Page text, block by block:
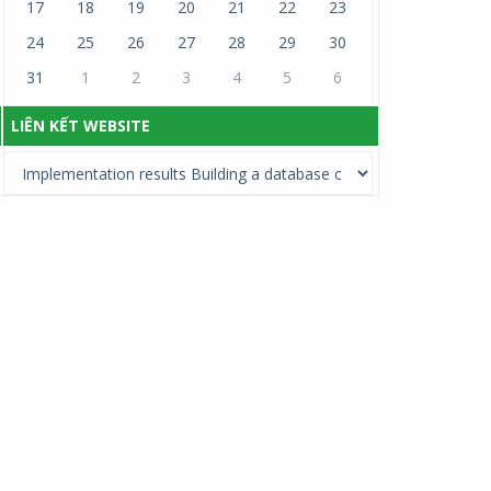
17
18 19 20 21 22
23
24
25 26 27 28 29
30
31
1 2 3 4 5 6
LIÊN KẾT WEBSITE